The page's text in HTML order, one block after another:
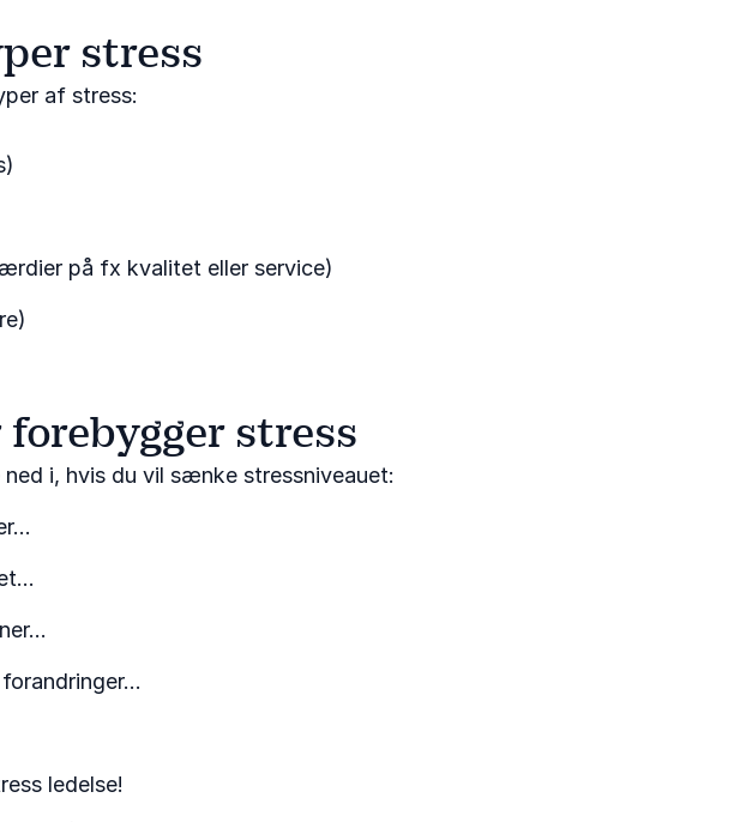
stress
af stress:
på fx kvalitet eller service)
stress
i, hvis du vil sænke stressniveauet:
ledelse!